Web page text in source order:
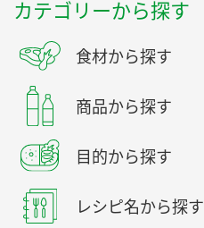
カテゴリーから探す
食材から探す
商品から探す
目的から探す
レシピ名から探す